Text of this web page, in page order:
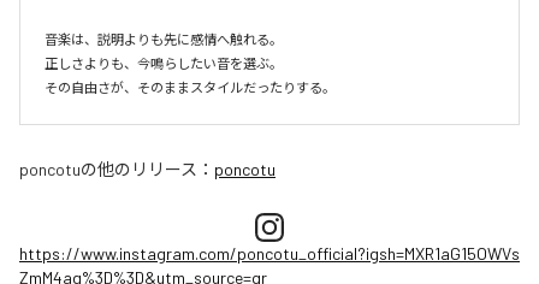
音楽は、説明よりも先に感情へ触れる。
正しさよりも、今鳴らしたい音を選ぶ。
その自由さが、そのままスタイルだったりする。
poncotuの他のリリース： poncotu
https://www.instagram.com/poncotu_official?igsh=MXR1aG15OWVs
ZmM4ag%3D%3D&utm_source=qr